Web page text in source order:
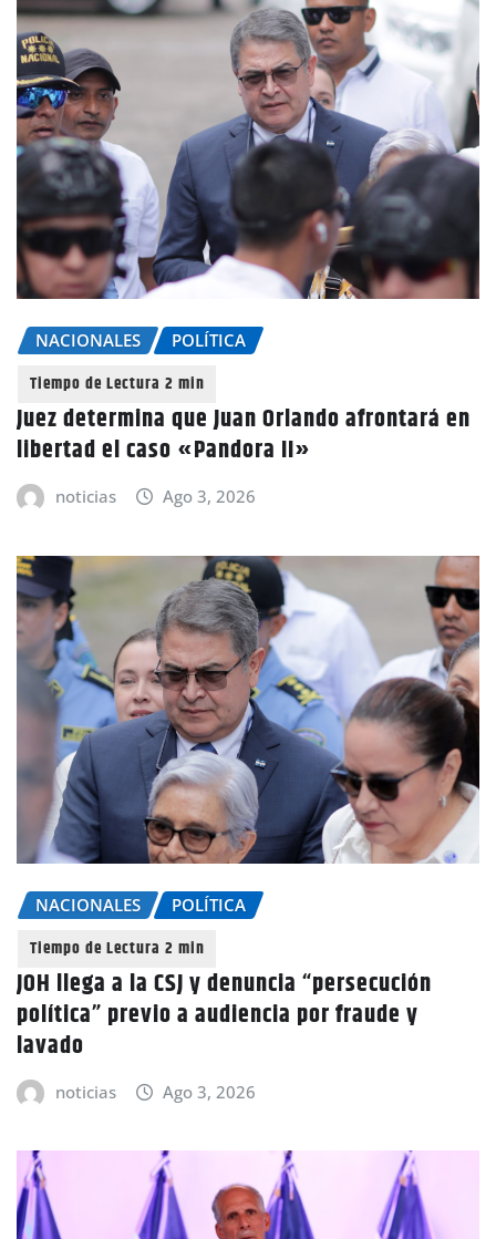
NACIONALES POLÍTICA
Juez determina que Juan Orlando afrontará en
libertad el caso «Pandora II»
noticias Ago 3, 2026
NACIONALES POLÍTICA
JOH llega a la CSJ y denuncia “persecución
política” previo a audiencia por fraude y
lavado
noticias Ago 3, 2026